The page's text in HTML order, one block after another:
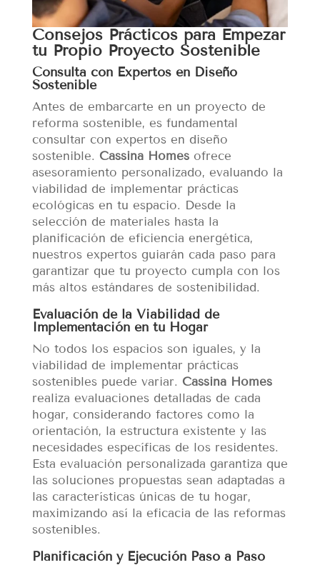
Consejos Prácticos para Empezar
tu Propio Proyecto Sostenible
Consulta con Expertos en Diseño
Sostenible
Antes de embarcarte en un proyecto de
reforma sostenible, es fundamental
consultar con expertos en diseño
sostenible. Cassina Homesofrece
asesoramiento personalizado, evaluando la
viabilidad de implementar prácticas
ecológicas en tu espacio. Desde la
selección de materiales hasta la
planificación de eficiencia energética,
nuestros expertos guiarán cada paso para
garantizar que tu proyecto cumpla con los
más altos estándares de sostenibilidad.
Evaluación de la Viabilidad de
Implementación en tu Hogar
No todos los espacios son iguales, y la
viabilidad de implementar prácticas
sostenibles puede variar. Cassina Homes
realiza evaluaciones detalladas de cada
hogar, considerando factores como la
orientación, la estructura existente y las
necesidades específicas de los residentes.
Esta evaluación personalizada garantiza que
las soluciones propuestas sean adaptadas a
las características únicas de tu hogar,
maximizando así la eficacia de las reformas
sostenibles.
Planificación y Ejecución Paso a Paso